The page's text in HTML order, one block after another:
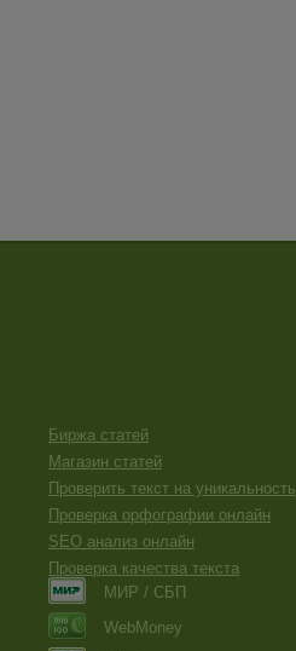
Биржа статей
Магазин статей
Проверить текст на уникальность
Проверка орфографии онлайн
SEO анализ онлайн
Проверка качества текста
МИР / СБП
WebMoney